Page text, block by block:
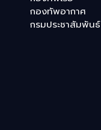
กองทัพอากาศ
กรมประชาสัมพันธ์